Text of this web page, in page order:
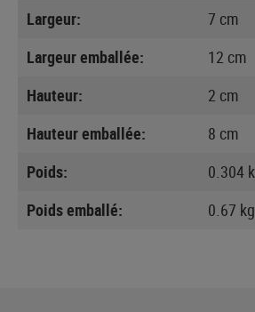
Largeur:
7 cm
Largeur emballée:
12 cm
Hauteur:
2 cm
Hauteur emballée:
8 cm
Poids:
0.304
Poids emballé:
0.67 kg